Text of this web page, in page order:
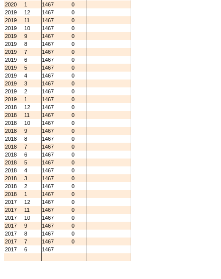
2020
1 1467
0
2019
12 1467
0
2019
11 1467
0
2019
10 1467
0
2019
9 1467
0
2019
8 1467
0
2019
7 1467
0
2019
6 1467
0
2019
5 1467
0
2019
4 1467
0
2019
3 1467
0
2019
2 1467
0
2019
1 1467
0
2018
12 1467
0
2018
11 1467
0
2018
10 1467
0
2018
9 1467
0
2018
8 1467
0
2018
7 1467
0
2018
6 1467
0
2018
5 1467
0
2018
4 1467
0
2018
3 1467
0
2018
2 1467
0
2018
1 1467
0
2017
12 1467
0
2017
11 1467
0
2017
10 1467
0
2017
9 1467
0
2017
8 1467
0
2017
7 1467
0
2017
6 1467